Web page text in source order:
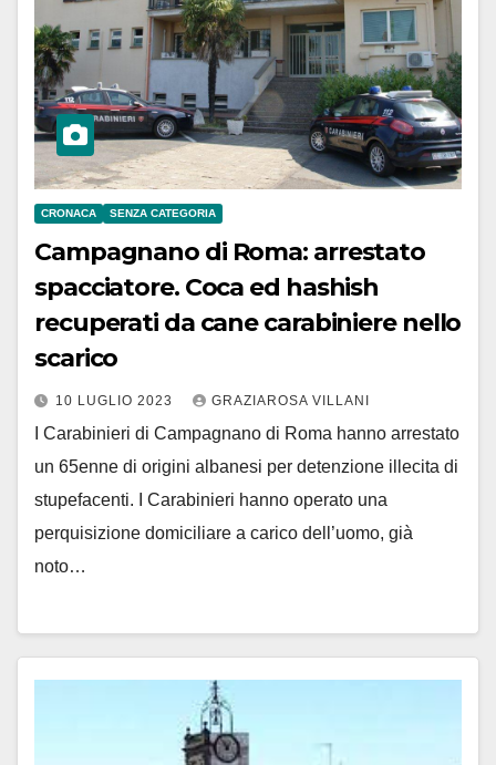
CRONACA SENZA CATEGORIA
Campagnano di Roma: arrestato
spacciatore. Coca ed hashish
recuperati da cane carabiniere nello
scarico
10 LUGLIO 2023 GRAZIAROSA VILLANI
I Carabinieri di Campagnano di Roma hanno arrestato
un 65enne di origini albanesi per detenzione illecita di
stupefacenti. I Carabinieri hanno operato una
perquisizione domiciliare a carico dell’uomo, già
noto…